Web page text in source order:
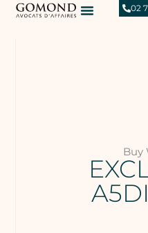
02
Buy